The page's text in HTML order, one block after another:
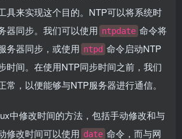
具来实现这个目的。NTP可以将系统时
器同步。我们可以使用 ntpdate 命令将
务器同步，或使用 ntpd 命令启动NTP
时间。在使用NTP同步时间之前，我们
常，以便能够与NTP服务器进行通信。
中修改时间的方法，包括手动修改和与
修改时间可以使用 date 命令，而与网